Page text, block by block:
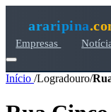
araripina
Empresas
Início /Logradouro/